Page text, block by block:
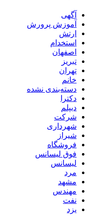
آگهی
آموزش پرورش
ارتش
استخدام
اصفهان
تبریز
تهران
خانم
دسته‌بندی نشده
دکترا
دیپلم
شرکت
شهرداری
شیراز
فروشگاه
فوق لیسانس
لیسانس
مرد
مشهد
مهندس
نفت
یزد